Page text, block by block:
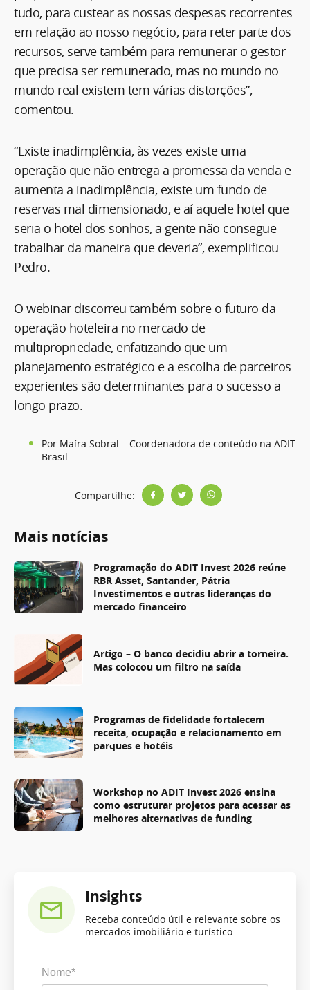
tudo, para custear as nossas despesas recorrentes
em relação ao nosso negócio, para reter parte dos
recursos, serve também para remunerar o gestor
que precisa ser remunerado, mas no mundo no
mundo real existem tem várias distorções”,
comentou.
“Existe inadimplência, às vezes existe uma
operação que não entrega a promessa da venda e
aumenta a inadimplência, existe um fundo de
reservas mal dimensionado, e aí aquele hotel que
seria o hotel dos sonhos, a gente não consegue
trabalhar da maneira que deveria”, exemplificou
Pedro.
O webinar discorreu também sobre o futuro da
operação hoteleira no mercado de
multipropriedade, enfatizando que um
planejamento estratégico e a escolha de parceiros
experientes são determinantes para o sucesso a
longo prazo.
Por Maíra Sobral – Coordenadora de conteúdo na ADIT
Brasil
Compartilhe:
Mais notícias
Programação do ADIT Invest 2026 reúne
RBR Asset, Santander, Pátria
Investimentos e outras lideranças do
mercado financeiro
Artigo – O banco decidiu abrir a torneira.
Mas colocou um filtro na saída
Programas de fidelidade fortalecem
receita, ocupação e relacionamento em
parques e hotéis
Workshop no ADIT Invest 2026 ensina
como estruturar projetos para acessar as
melhores alternativas de funding
Insights
Receba conteúdo útil e relevante sobre os
mercados imobiliário e turístico.
Nome*